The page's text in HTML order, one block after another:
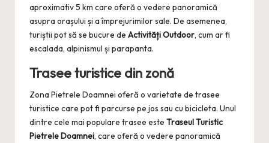
aproximativ 5 km care oferă o vedere panoramică
asupra orașului și a împrejurimilor sale. De asemenea,
turiștii pot să se bucure de Activități Outdoor, cum ar fi
escalada, alpinismul și parapanta.
Trasee turistice din zonă
Zona Pietrele Doamnei oferă o varietate de trasee
turistice care pot fi parcurse pe jos sau cu bicicleta. Unul
dintre cele mai populare trasee este Traseul Turistic
Pietrele Doamnei, care oferă o vedere panoramică